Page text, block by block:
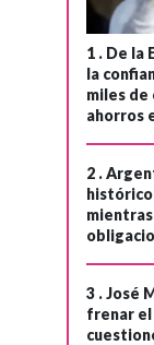
1 . De la
la
miles de
ahorros
2 .
3 .José
frenar el